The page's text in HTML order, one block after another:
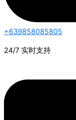
+639858085805
24/7 实时支持